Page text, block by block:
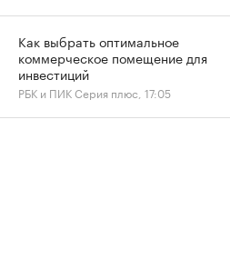
Как выбрать оптимальное
коммерческое помещение для
инвестиций
РБК и ПИК Серия плюс, 17:05